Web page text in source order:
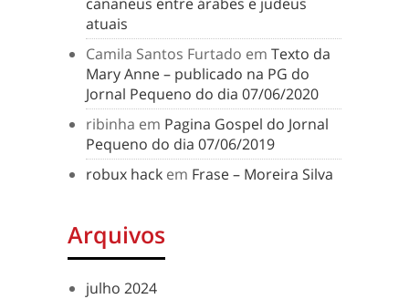
atuais
Camila Santos Furtado em Texto da
Mary Anne – publicado na PG do
Jornal Pequeno do dia 07/06/2020
ribinha em Pagina Gospel do Jornal
Pequeno do dia 07/06/2019
robux hack em Frase – Moreira Silva
Arquivos
julho 2024